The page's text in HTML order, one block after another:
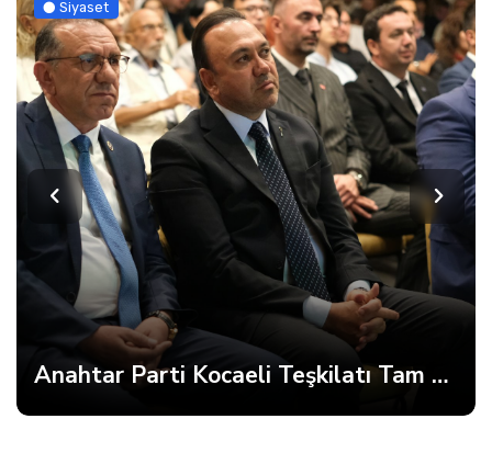
Anahtar Parti Kocaeli Teşkilatı Tam Kadro Toplandı
Güncel
Patiye Sığınan İnsan